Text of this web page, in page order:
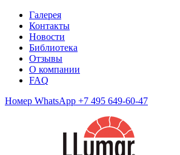
Галерея
Контакты
Новости
Библиотека
Отзывы
О компании
FAQ
Номер WhatsApp +7 495 649-60-47